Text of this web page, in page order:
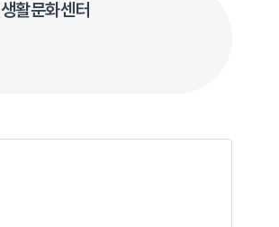
생활문화센터